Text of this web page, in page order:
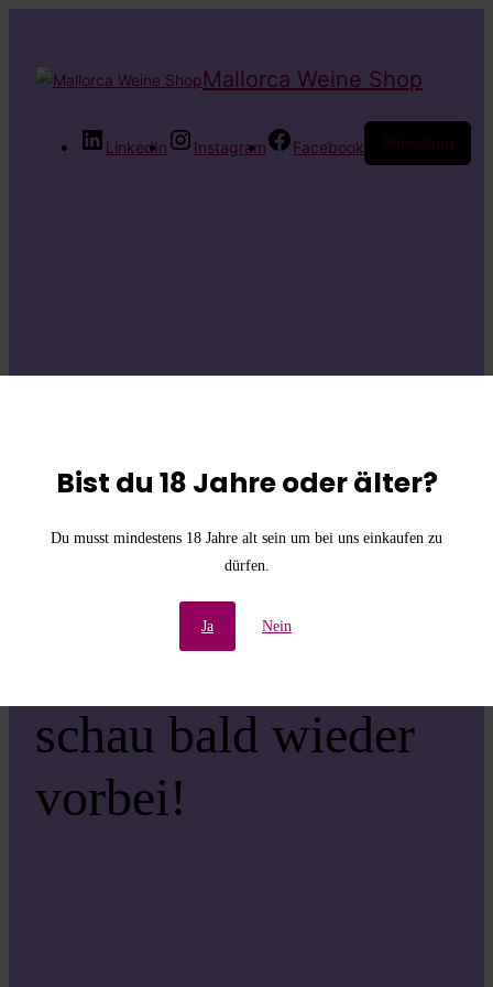
Bist du 18 Jahre oder älter?
Du musst mindestens 18 Jahre alt sein um bei uns einkaufen zu
dürfen.
Ja Nein
Mallorca Weine Shop
LinkedIn Instagram Facebook Anmelden
die
Unannehmlichkeiten!
Wir arbeiten an einer
schau bald wieder
vorbei!